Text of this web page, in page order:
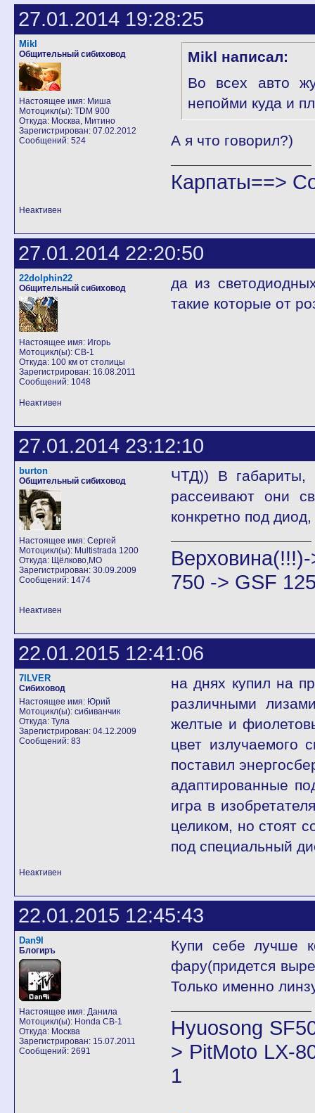
27.01.2014 19:28:25
Mikl
Общительный сибиховод
Настоящее имя: Миша
Мотоцикл(ы): TDM 900
Откуда: Москва, Митино
Зарегистрирован: 07.02.2012
Сообщений: 524
Mikl написал:
Во всех авто
непойми куда и
А я что говорил?)
Карпаты==>
Неактивен
27.01.2014 22:20:50
22dolphin22
Общительный сибиховод
Настоящее имя: Игорь
Мотоцикл(ы): CB-1
Откуда: 100 км от столицы
Зарегистрирован: 16.08.2011
Сообщений: 1048
да из
такие которые от
Неактивен
27.01.2014 23:12:10
burton
Общительный сибиховод
Настоящее имя: Сергей
Мотоцикл(ы): Multistrada 1200
Откуда: Щёлково,МО
Зарегистрирован: 30.09.2009
Сообщений: 1474
ЧТД)) В габариты,
рассеивают они
конкретно под
750 -> GSF
Неактивен
22.01.2015 12:41:06
7ILVER
Сибиховод
Настоящее имя: Юрий
Мотоцикл(ы): сибиванчик
Откуда: Тула
Зарегистрирован: 04.12.2009
Сообщений: 83
на днях купил на
различными
желтые и
цвет излучаемого
поставил
адаптированные
игра в
целиком, но стоят
под специальный
Неактивен
22.01.2015 12:45:43
Dan9I
Блогиръ
Настоящее имя: Данила
Мотоцикл(ы): Honda CB-1
Откуда: Москва
Зарегистрирован: 15.07.2011
Сообщений: 2691
Купи себе лучше
фару(придется
Только именно
Hyuosong
> PitMoto LX-
1